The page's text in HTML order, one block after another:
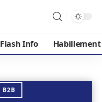
Flash Info Habillement
B2B